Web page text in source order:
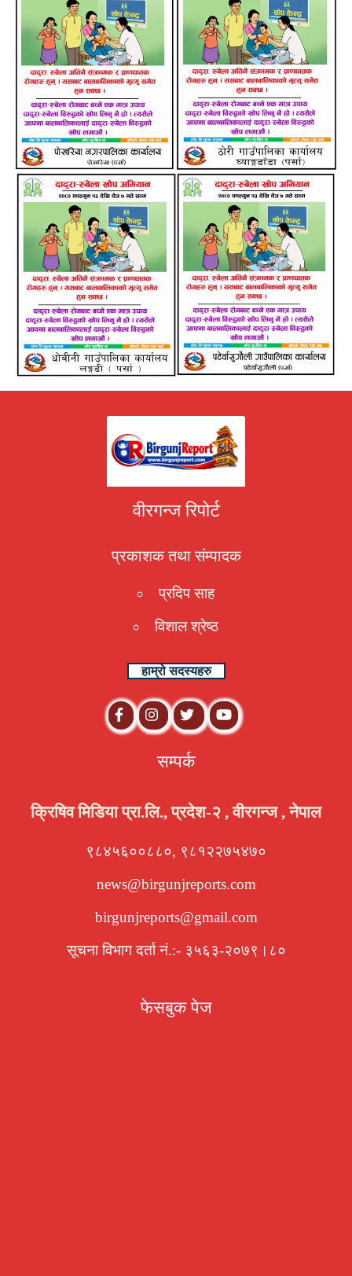
वीरगन्ज रिपोर्ट
प्रकाशक तथा संम्पादक
प्रदिप साह
विशाल श्रेष्ठ
हाम्रो सदस्यहरु
सम्पर्क
क्रिषिव मिडिया प्रा.लि., प्रदेश-२ , वीरगन्ज , नेपाल
९८४५६००८८०, ९८१२२७५४७०
news@birgunjreports.com
birgunjreports@gmail.com
सूचना विभाग दर्ता नं.:- ३५६३-२०७९।८०
फेसबुक पेज